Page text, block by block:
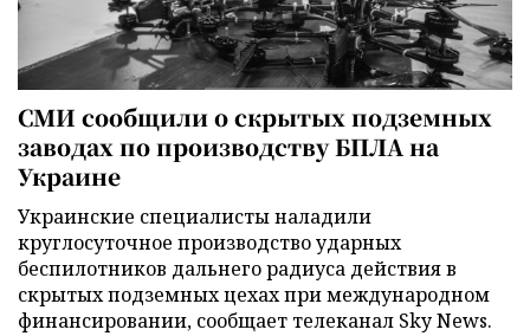
СМИ сообщили о скрытых подземных
заводах по производству БПЛА на
Украине
Украинские специалисты наладили
круглосуточное производство ударных
беспилотников дальнего радиуса действия в
скрытых подземных цехах при международном
финансировании, сообщает телеканал Sky News.